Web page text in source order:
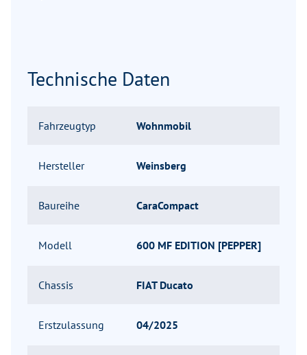
Technische Daten
Fahrzeugtyp Wohnmobil
Hersteller Weinsberg
Baureihe CaraCompact
Modell 600 MF EDITION [PEPPER]
Chassis FIAT Ducato
Erstzulassung 04/2025